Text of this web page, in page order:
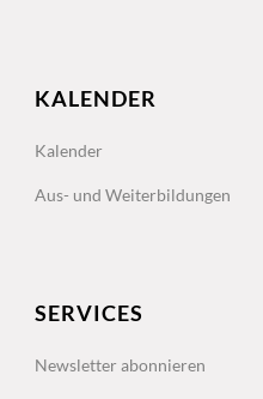
KALENDER
Kalender
Aus- und Weiterbildungen
SERVICES
Newsletter abonnieren